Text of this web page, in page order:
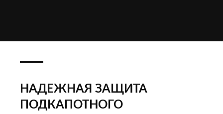
НАДЕЖНАЯ ЗАЩИТА
ПОДКАПОТНОГО